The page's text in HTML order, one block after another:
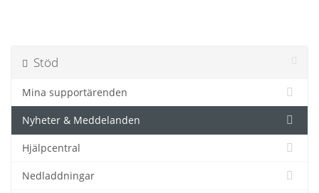
Stöd
Mina supportärenden
Nyheter & Meddelanden
Hjälpcentral
Nedladdningar